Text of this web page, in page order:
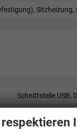
Schnittstelle USB,